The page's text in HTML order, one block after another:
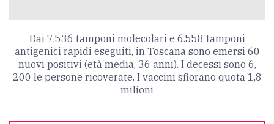
Dai 7.536 tamponi molecolari e 6.558 tamponi
antigenici rapidi eseguiti, in Toscana sono emersi 60
nuovi positivi (età media, 36 anni). I decessi sono 6,
200 le persone ricoverate. I vaccini sfiorano quota 1,8
milioni